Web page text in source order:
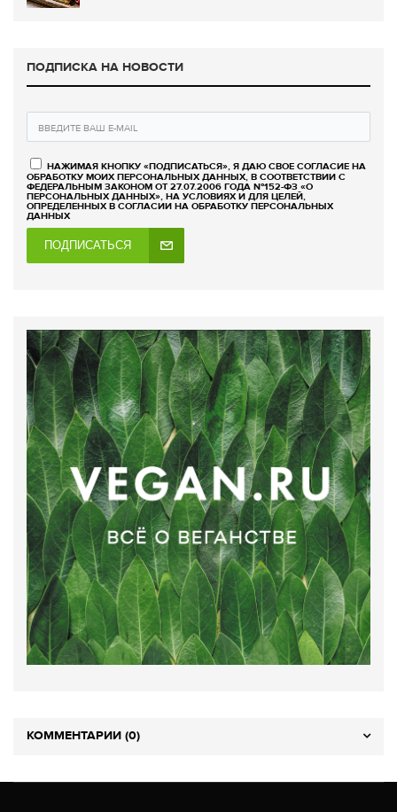
ПОДПИСКА НА НОВОСТИ
НАЖИМАЯ КНОПКУ «ПОДПИСАТЬСЯ», Я ДАЮ СВОЕ СОГЛАСИЕ НА
ОБРАБОТКУ МОИХ ПЕРСОНАЛЬНЫХ ДАННЫХ, В СООТВЕТСТВИИ С
ФЕДЕРАЛЬНЫМ ЗАКОНОМ ОТ 27.07.2006 ГОДА №152-ФЗ «О
ПЕРСОНАЛЬНЫХ ДАННЫХ», НА УСЛОВИЯХ И ДЛЯ ЦЕЛЕЙ,
ОПРЕДЕЛЕННЫХ В СОГЛАСИИ НА ОБРАБОТКУ ПЕРСОНАЛЬНЫХ
ДАННЫХ
ПОДПИСАТЬСЯ
КОММЕНТАРИИ (0)